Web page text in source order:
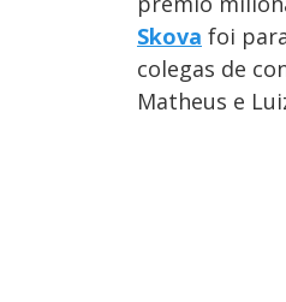
Skova foi
colegas de
Matheus e